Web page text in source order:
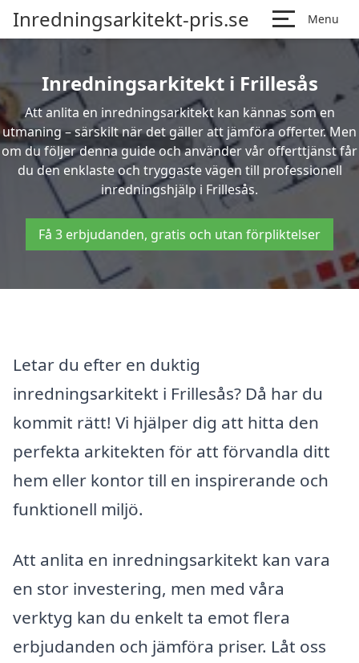
Inredningsarkitekt-pris.se Menu
Inredningsarkitekt i Frillesås
Att anlita en inredningsarkitekt kan kännas som en
utmaning – särskilt när det gäller att jämföra offerter. Men
om du följer denna guide och använder vår offerttjänst får
du den enklaste och tryggaste vägen till professionell
inredningshjälp i Frillesås.
Få 3 erbjudanden, gratis och utan förpliktelser
Letar du efter en duktig
inredningsarkitekt i Frillesås? Då har du
kommit rätt! Vi hjälper dig att hitta den
perfekta arkitekten för att förvandla ditt
hem eller kontor till en inspirerande och
funktionell miljö.
Att anlita en inredningsarkitekt kan vara
en stor investering, men med våra
verktyg kan du enkelt ta emot flera
erbjudanden och jämföra priser. Låt oss